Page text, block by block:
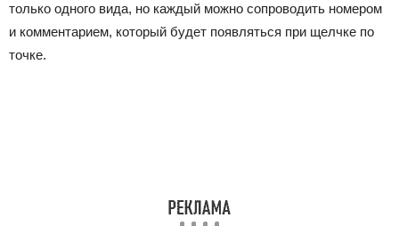
только одного вида, но каждый можно сопроводить номером
и комментарием, который будет появляться при щелчке по
точке.